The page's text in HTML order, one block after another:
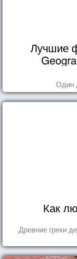
Лучшие
Один
Как
Древние греки